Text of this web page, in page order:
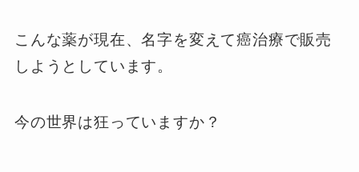
こんな薬が現在、名字を変えて癌治療で販売
しようとしています。
今の世界は狂っていますか？